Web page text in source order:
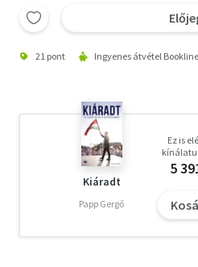
21 pont Ingyenes átvétel
Kiáradt
Papp Gergő
Ez is
5